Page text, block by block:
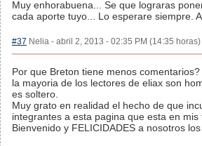
Muy enhorabuena... Se que lograras
cada aporte tuyo... Lo esperare siempre.
#37 Nelia - abril 2, 2013 - 02:35 PM (14:35 horas)
Por que Breton tiene menos
la mayoria de los lectores de eliax son
es soltero.
Muy grato en realidad el hecho de que
integrantes a esta pagina que esta en mis
Bienvenido y FELICIDADES a nosotros